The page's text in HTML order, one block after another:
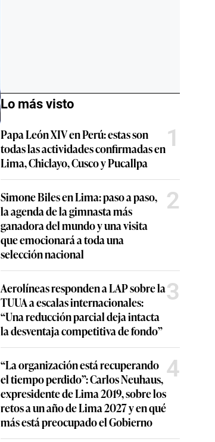
Lo más visto
Papa León XIV en Perú: estas son
todas las actividades confirmadas en
Lima, Chiclayo, Cusco y Pucallpa
1
Simone Biles en Lima: paso a paso,
la agenda de la gimnasta más
ganadora del mundo y una visita
que emocionará a toda una
selección nacional
2
Aerolíneas responden a LAP sobre la
TUUA a escalas internacionales:
“Una reducción parcial deja intacta
la desventaja competitiva de fondo”
3
“La organización está recuperando
el tiempo perdido”: Carlos Neuhaus,
expresidente de Lima 2019, sobre los
retos a un año de Lima 2027 y en qué
más está preocupado el Gobierno
4